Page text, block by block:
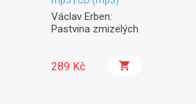
Václav Erben:
Pastvina zmizelých
289 Kč